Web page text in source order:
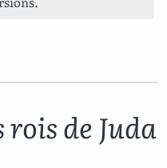
de Juda